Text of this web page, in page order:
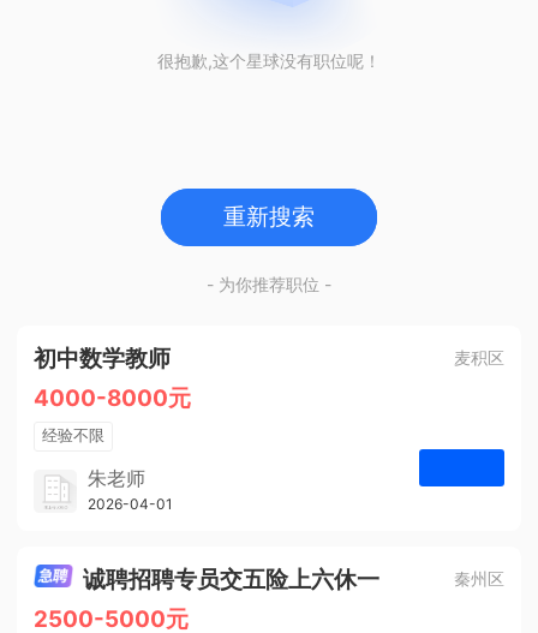
很抱歉,这个星球没有职位呢！
重新搜索
- 为你推荐职位 -
初中数学教师 麦积区
4000-8000元
经验不限
学历不限
1人
朱老师
博学启智教育
2026-04-01
诚聘招聘专员交五险上六休一 秦州区
2500-5000元